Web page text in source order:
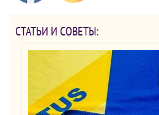
СТАТЬИ И СОВЕТЫ: